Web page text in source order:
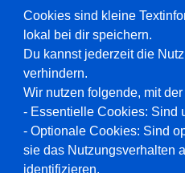
Cookies sind kleine
lokal bei dir speichern.
Du kannst jederzeit die
verhindern.
Wir nutzen folgende, mit
- Essentielle Cookies: Sind
- Optionale Cookies: Sind
sie das Nutzungsverhalten
identifizieren.